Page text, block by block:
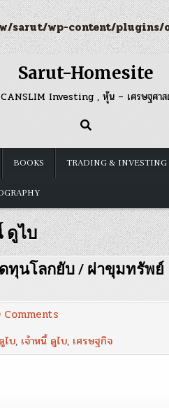
sarut/wp-content/plugins/
Sarut-Homesite
Investing , หุ้น – เศรษฐศาส
BOOKS TRADING & INVESTING
ดูไบ
ทุนโลกยับ / ผ่าขุมทรัพย์
Comments
เหยื่อ
ฟอง
สบู่
ไบ, เจ้าหนี้ ดูไบ, เศรษฐกิจ